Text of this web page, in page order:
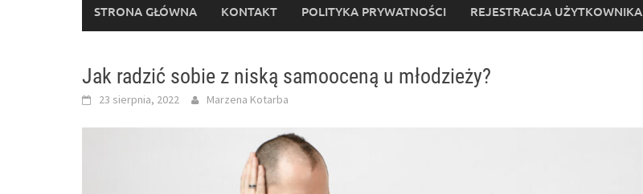
STRONA GŁÓWNA KONTAKT POLITYKA PRYWATNOŚCI REJESTRACJA UŻYTKOWNIKA
Jak radzić sobie z niską samooceną u młodzieży?
23 sierpnia, 2022 Marzena Kotarba